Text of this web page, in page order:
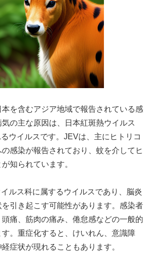
本を含むアジア地域で報告されている感
の主な原因は、日本紅斑熱ウイルス
るウイルスです。JEVは、主にヒトリコ
感染が報告されており、蚊を介してヒ
知られています。
ルス科に属するウイルスであり、脳炎
引き起こす可能性があります。感染者
痛、筋肉の痛み、倦怠感などの一般的
。重症化すると、けいれん、意識障
症状が現れることもあります。